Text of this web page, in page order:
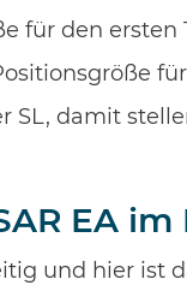
für den ersten
SL, damit
EA im
und hier ist